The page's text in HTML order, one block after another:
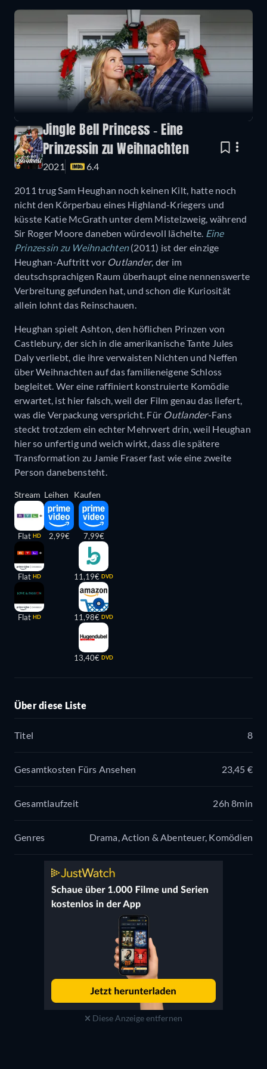
Jingle Bell Princess - Eine
Prinzessin zu Weihnachten
2021 6.4
2011 trug Sam Heughan noch keinen Kilt, hatte noch
nicht den Körperbau eines Highland-Kriegers und
küsste Katie McGrath unter dem Mistelzweig, während
Sir Roger Moore daneben würdevoll lächelte. Eine
Prinzessin zu Weihnachten(2011) ist der einzige
Heughan-Auftritt vor Outlander, der im
deutschsprachigen Raum überhaupt eine nennenswerte
Verbreitung gefunden hat, und schon die Kuriosität
allein lohnt das Reinschauen.
Heughan spielt Ashton, den höflichen Prinzen von
Castlebury, der sich in die amerikanische Tante Jules
Daly verliebt, die ihre verwaisten Nichten und Neffen
über Weihnachten auf das familieneigene Schloss
begleitet. Wer eine raffiniert konstruierte Komödie
erwartet, ist hier falsch, weil der Film genau das liefert,
was die Verpackung verspricht. Für Outlander-Fans
steckt trotzdem ein echter Mehrwert drin, weil Heughan
hier so unfertig und weich wirkt, dass die spätere
Transformation zu Jamie Fraser fast wie eine zweite
Person danebensteht.
Stream
Flat HD
Flat HD
Flat HD
Leihen
2,99€
Kaufen
7,99€
11,19€ DVD
11,98€ DVD
13,40€ DVD
Über diese Liste
Titel 8
Gesamtkosten Fürs Ansehen 23,45 €
Gesamtlaufzeit 26h 8min
Genres Drama, Action & Abenteuer, Komödien
Diese Anzeige entfernen